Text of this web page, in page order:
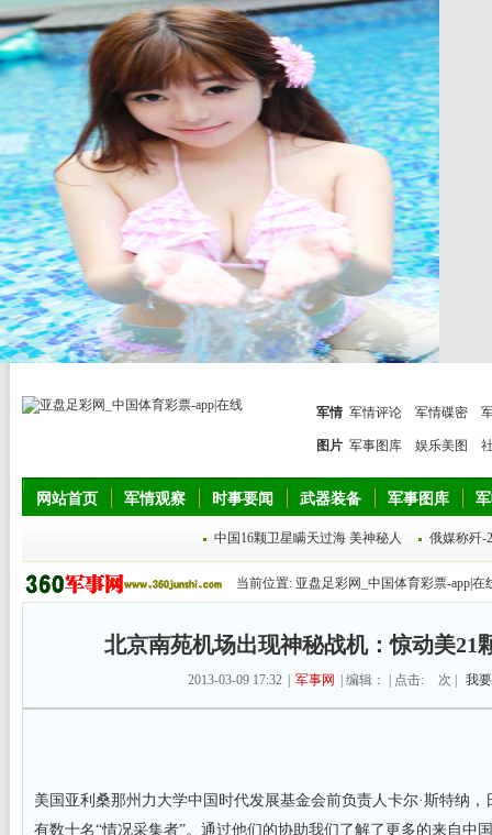
军情 军情评论 军情碟密
图片 军事图库 娱乐美图
网站首页 军情观察 时事要闻 武器装备 军事图库
中国16颗卫星瞒天过海 美神秘人 俄媒称歼-
当前位置: 亚盘足彩网_中国体育彩票-app|在
北京南苑机场出现神秘战机：惊动美21
2013-03-09 17:32 军事网 | 编辑： | 点击: 次 | 我
美国亚利桑那州力大学中国时代发展基金会前负责人卡尔·斯特纳
有数十名“情况采集者”。通过他们的协助我们了解了更多的来自中